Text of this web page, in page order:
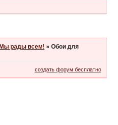
Мы рады всем! » Обои для
создать форум бесплатно